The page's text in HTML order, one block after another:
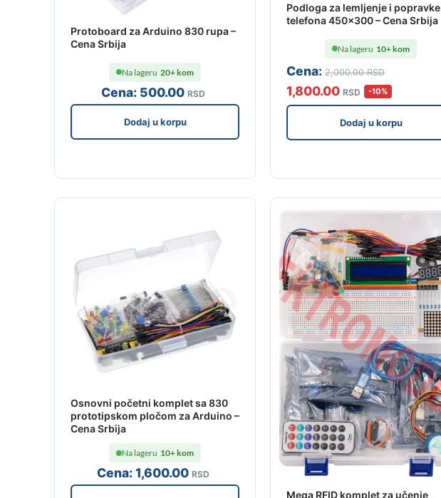
Protoboard za Arduino 830 rupa –
Cena Srbija
Cena: 500.00 RSD
Na lageru 20+ kom
Dodaj u korpu
Podloga za lemljenje i popravke
telefona 450×300 – Cena Srbija
Cena: 2,000.00 RSD
1,800.00 RSD -10%
Na lageru 10+ kom
Dodaj u korpu
Osnovni početni komplet sa 830
prototipskom pločom za Arduino –
Cena Srbija
Cena:1,600.00 RSD
Na lageru 10+ kom
Mega RFID komplet za učenje